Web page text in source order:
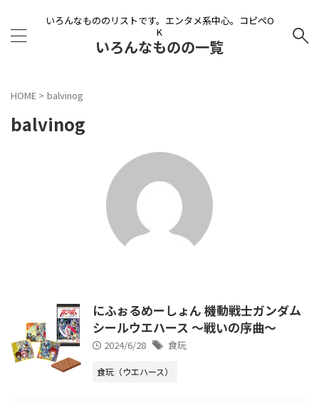
いろんなもののリストです。エンタメ系中心。コピペO
K
いろんなものの一覧
HOME > balvinog
balvinog
にふぉるめーしょん 機動戦士ガンダム
シールウエハース ～戦いの序曲～
2024/6/28 食玩
食玩（ウエハース）